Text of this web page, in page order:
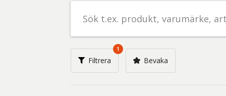
Sök
livsmedel
på
t.ex.
produkt,
varumärke,
Filtrera
1
Bevaka